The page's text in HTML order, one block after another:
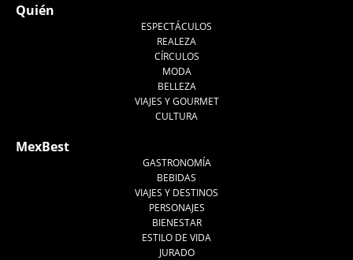
Quién
ESPECTÁCULOS
REALEZA
CÍRCULOS
MODA
BELLEZA
VIAJES Y GOURMET
CULTURA
MexBest
GASTRONOMÍA
BEBIDAS
VIAJES Y DESTINOS
PERSONAJES
BIENESTAR
ESTILO DE VIDA
JURADO